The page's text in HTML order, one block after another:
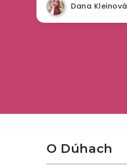
Dana Kleinová
O Dúhach